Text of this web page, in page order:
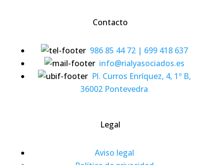
Contacto
986 85 44 72 | 699 418 637
info@rialyasociados.es
Pl. Curros Enríquez, 4, 1º B,
36002 Pontevedra
Legal
Aviso legal